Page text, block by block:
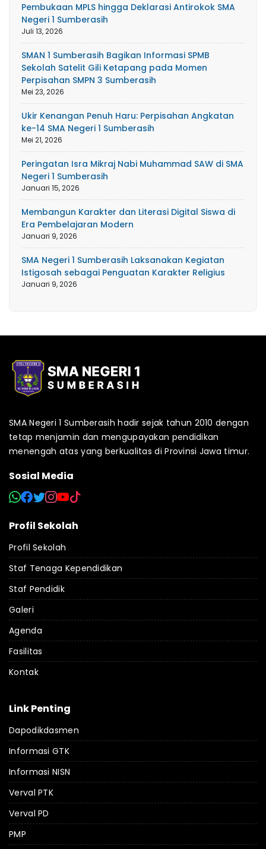
Pembukaan MPLS hingga Deklarasi Antirokok SMA
Negeri 1 Sumberasih
Juli 13, 2026
SMAN 1 Sumberasih Bagikan Informasi SPMB
Sekolah Satelit Gili Ketapang pada Momen
Perpisahan SMPN 3 Sumberasih
Mei 23, 2026
Ukir Kenangan Penuh Haru: Perpisahan Angkatan
ke-14 SMA Negeri 1 Sumberasih
Mei 21, 2026
Peringatan Isra Mikraj Nabi Muhammad SAW di SMA
Negeri 1 Sumberasih
Januari 15, 2026
Membangun Karakter dan Literasi Digital Siswa di
Era Pembelajaran Modern
Januari 9, 2026
SMA Negeri 1 Sumberasih Laksanakan Kegiatan
Istigosah sebagai Penguatan Karakter Religius
Januari 9, 2026
SMA Negeri 1 Sumberasih hadir sejak tahun 2010 dengan
tetap menjamin dan mengupayakan pendidikan
menengah atas yang berkualitas di Provinsi Jawa timur.
Sosial Media
Profil Sekolah
Profil Sekolah
Staf Tenaga Kependidikan
Staf Pendidik
Galeri
Agenda
Fasilitas
Kontak
Link Penting
Dapodikdasmen
Informasi GTK
Informasi NISN
Verval PTK
Verval PD
PMP